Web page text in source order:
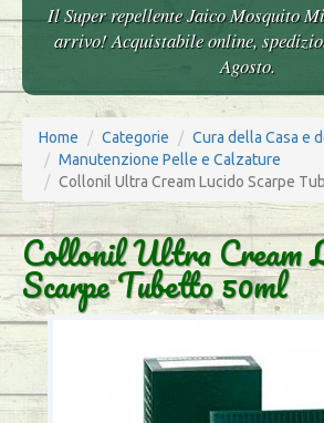
Il Super repellente Jaico Mosquito
arrivo! Acquistabile online,
Agosto.
Home Categorie
Cura della Casa e
Manutenzione Pelle e Calzature
Collonil Ultra Cream Lucido Scarpe
Collonil Ultra Cream
Scarpe Tubetto 50ml